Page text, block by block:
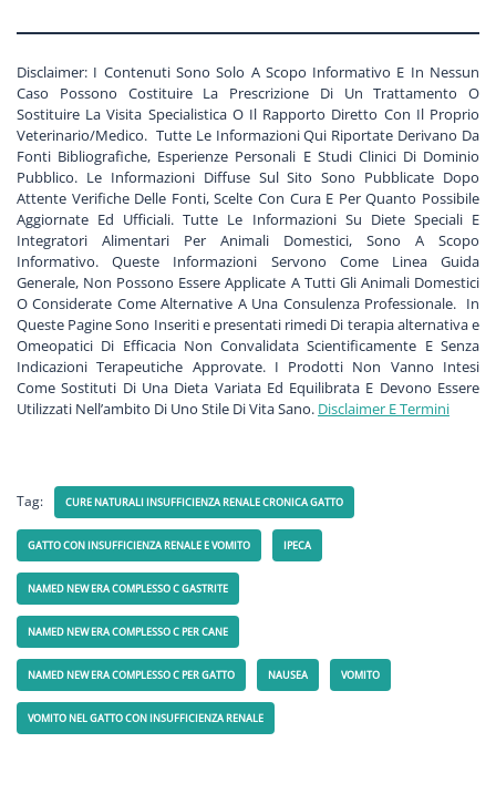
Disclaimer: I Contenuti Sono Solo A Scopo Informativo E In Nessun
Caso Possono Costituire La Prescrizione Di Un Trattamento O
Sostituire La Visita Specialistica O Il Rapporto Diretto Con Il Proprio
Veterinario/Medico. Tutte Le Informazioni Qui Riportate Derivano Da
Fonti Bibliografiche, Esperienze Personali E Studi Clinici Di Dominio
Pubblico. Le Informazioni Diffuse Sul Sito Sono Pubblicate Dopo
Attente Verifiche Delle Fonti, Scelte Con Cura E Per Quanto Possibile
Aggiornate Ed Ufficiali. Tutte Le Informazioni Su Diete Speciali E
Integratori Alimentari Per Animali Domestici, Sono A Scopo
Informativo. Queste Informazioni Servono Come Linea Guida
Generale, Non Possono Essere Applicate A Tutti Gli Animali Domestici
O Considerate Come Alternative A Una Consulenza Professionale. In
Queste Pagine Sono Inseriti e presentati rimedi Di terapia alternativa e
Omeopatici Di Efficacia Non Convalidata Scientificamente E Senza
Indicazioni Terapeutiche Approvate. I Prodotti Non Vanno Intesi
Come Sostituti Di Una Dieta Variata Ed Equilibrata E Devono Essere
Utilizzati Nell’ambito Di Uno Stile Di Vita Sano. Disclaimer E Termini
Tag: CURE NATURALI INSUFFICIENZA RENALE CRONICA GATTO
GATTO CON INSUFFICIENZA RENALE E VOMITO IPECA
NAMED NEW ERA COMPLESSO C GASTRITE
NAMED NEW ERA COMPLESSO C PER CANE
NAMED NEW ERA COMPLESSO C PER GATTO NAUSEA VOMITO
VOMITO NEL GATTO CON INSUFFICIENZA RENALE